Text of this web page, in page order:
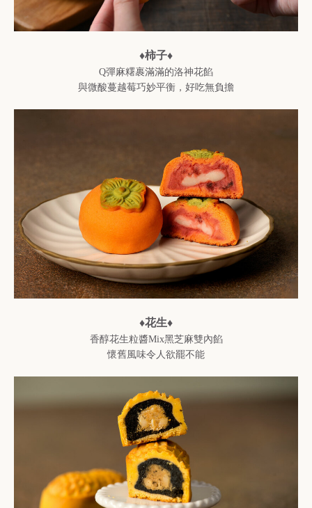
♦柿子♦
Q彈麻糬裹滿滿的洛神花餡
與微酸蔓越莓巧妙平衡，好吃無負擔
♦花生♦
香醇花生粒醬Mix黑芝麻雙內餡
懷舊風味令人欲罷不能